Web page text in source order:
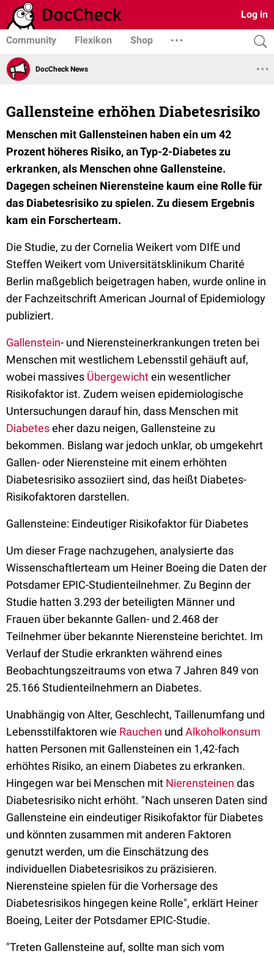
Log in
Community Flexikon Shop
DocCheck News
Gallensteine erhöhen Diabetesrisiko
Menschen mit Gallensteinen haben ein um 42
Prozent höheres Risiko, an Typ-2-Diabetes zu
erkranken, als Menschen ohne Gallensteine.
Dagegen scheinen Nierensteine kaum eine Rolle für
das Diabetesrisiko zu spielen. Zu diesem Ergebnis
kam ein Forscherteam.
Die Studie, zu der Cornelia Weikert vom DIfE und
Steffen Weikert vom Universitätsklinikum Charité
Berlin maßgeblich beigetragen haben, wurde online in
der Fachzeitschrift American Journal of Epidemiology
publiziert.
Gallenstein- und Nierensteinerkrankungen treten bei
Menschen mit westlichem Lebensstil gehäuft auf,
wobei massives Übergewichtein wesentlicher
Risikofaktor ist. Zudem weisen epidemiologische
Untersuchungen darauf hin, dass Menschen mit
Diabeteseher dazu neigen, Gallensteine zu
bekommen. Bislang war jedoch unklar, ob umgekehrt
Gallen- oder Nierensteine mit einem erhöhten
Diabetesrisiko assoziiert sind, das heißt Diabetes-
Risikofaktoren darstellen.
Gallensteine: Eindeutiger Risikofaktor für Diabetes
Um dieser Frage nachzugehen, analysierte das
Wissenschaftlerteam um Heiner Boeing die Daten der
Potsdamer EPIC-Studienteilnehmer. Zu Beginn der
Studie hatten 3.293 der beteiligten Männer und
Frauen über bekannte Gallen- und 2.468 der
Teilnehmer über bekannte Nierensteine berichtet. Im
Verlauf der Studie erkrankten während eines
Beobachtungszeitraums von etwa 7 Jahren 849 von
25.166 Studienteilnehmern an Diabetes.
Unabhängig von Alter, Geschlecht, Taillenumfang und
Lebensstilfaktoren wie Rauchen und Alkoholkonsum
hatten Personen mit Gallensteinen ein 1,42-fach
erhöhtes Risiko, an einem Diabetes zu erkranken.
Hingegen war bei Menschen mit Nierensteinen das
Diabetesrisiko nicht erhöht. "Nach unseren Daten sind
Gallensteine ein eindeutiger Risikofaktor für Diabetes
und könnten zusammen mit anderen Faktoren
genutzt werden, um die Einschätzung des
individuellen Diabetesrisikos zu präzisieren.
Nierensteine spielen für die Vorhersage des
Diabetesrisikos hingegen keine Rolle", erklärt Heiner
Boeing, Leiter der Potsdamer EPIC-Studie.
"Treten Gallensteine auf, sollte man sich vom